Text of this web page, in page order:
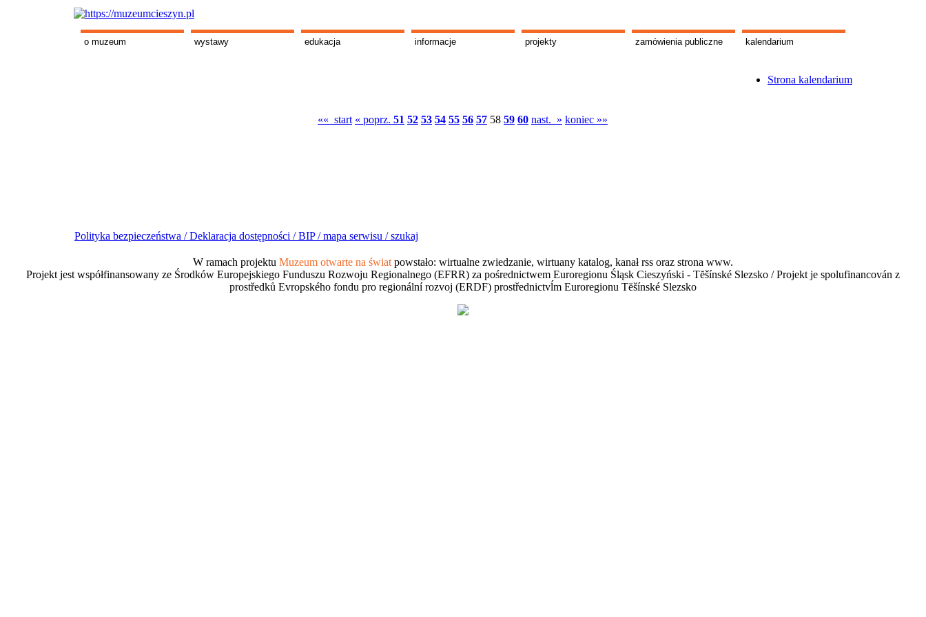
o muzeum wystawy edukacja informacje projekty zamówienia publiczne kalendarium
Strona kalendarium
«« start « poprz. 51 52 53 54 55 56 57 58 59 60 nast. » koniec »»
Polityka bezpieczeństwa /Deklaracja dostępności /BIP /mapa serwisu /szukaj
W ramach projektu Muzeum otwarte na świat powstało: wirtualne zwiedzanie, wirtuany katalog, kanał rss oraz strona www.
Projekt jest współfinansowany ze Środków Europejskiego Funduszu Rozwoju Regionalnego (EFRR) za pośrednictwem Euroregionu Śląsk Cieszyński - Tĕšínské Slezsko / Projekt je spolufinancován z
prostředků Evropského fondu pro regionální rozvoj (ERDF) prostřednictvĺm Euroregionu Tĕšínské Slezsko